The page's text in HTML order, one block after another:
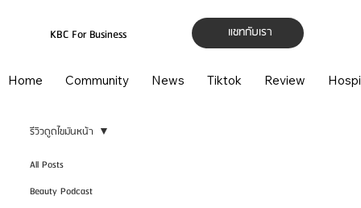
แชทกับเรา
KBC For Business
Home Community News Tiktok Review
All Posts
Beauty Podcast
รีวิวดูดไขมันหน้า